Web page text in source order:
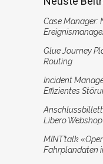
Case Manager:
Glue Journey
Routing
Incident
Effizientes
Libero Webshop
MINT’talk
Fahrplandaten